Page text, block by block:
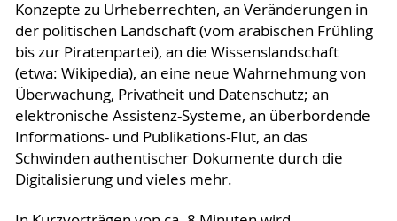
Konzepte zu Urheberrechten, an Veränderungen in
der politischen Landschaft (vom arabischen Frühling
bis zur Piratenpartei), an die Wissenslandschaft
(etwa: Wikipedia), an eine neue Wahrnehmung von
Überwachung, Privatheit und Datenschutz; an
elektronische Assistenz-Systeme, an überbordende
Informations- und Publikations-Flut, an das
Schwinden authentischer Dokumente durch die
Digitalisierung und vieles mehr.